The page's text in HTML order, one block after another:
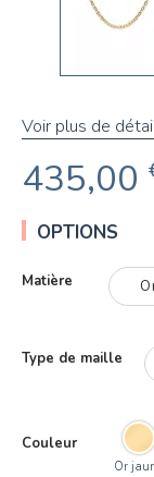
Voir plus de
435,00
OPTIONS
Matière
Type de maille
Couleur
Or